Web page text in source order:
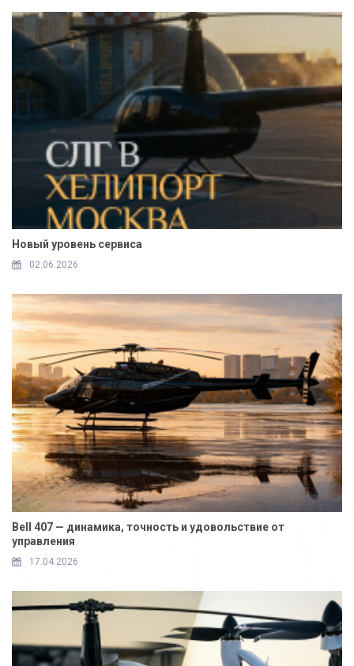
Новый уровень сервиса
02.06.2026
Bell 407 — динамика, точность и удовольствие от
управления
17.04.2026